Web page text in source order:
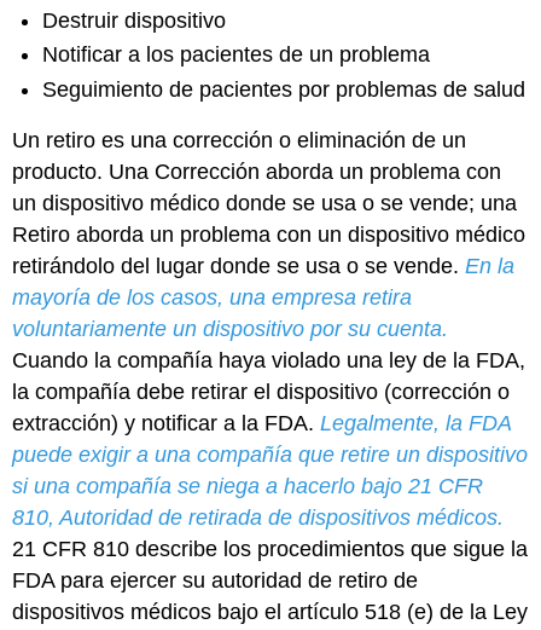
Destruir dispositivo
Notificar a los pacientes de un problema
Seguimiento de pacientes por problemas de salud
Un retiro es una corrección o eliminación de un
producto. Una Corrección aborda un problema con
un dispositivo médico donde se usa o se vende; una
Retiro aborda un problema con un dispositivo médico
retirándolo del lugar donde se usa o se vende.En la
mayoría de los casos, una empresa retira
voluntariamente un dispositivo por su cuenta.
Cuando la compañía haya violado una ley de la FDA,
la compañía debe retirar el dispositivo (corrección o
extracción) y notificar a la FDA.Legalmente, la FDA
puede exigir a una compañía que retire un dispositivo
si una compañía se niega a hacerlo bajo 21 CFR
810, Autoridad de retirada de dispositivos médicos.
21 CFR 810 describe los procedimientos que sigue la
FDA para ejercer su autoridad de retiro de
dispositivos médicos bajo el artículo 518 (e) de la Ley